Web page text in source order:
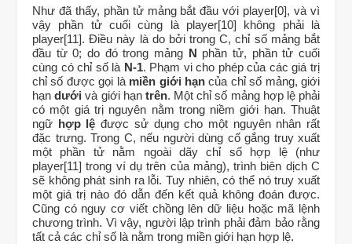
Như đã thấy, phần tử mảng bắt đầu với player[0], và vì
vậy phần tử cuối cùng là player[10] không phải là
player[11]. Điều này là do bởi trong C, chỉ số mảng bắt
đầu từ 0; do đó trong mảng N phần tử, phần tử cuối
cùng có chỉ số là N-1. Phạm vi cho phép của các giá trị
chỉ số được gọi là miền giới hạncủa chỉ số mảng, giới
hạndưới và giới hạn trên. Một chỉ số mảng hợp lệ phải
có một giá trị nguyên nằm trong niềm giới hạn. Thuật
ngữ hợp lệ được sử dụng cho một nguyên nhân rất
đặc trưng. Trong C, nếu người dùng cố gắng truy xuất
một phần tử nằm ngoài dãy chỉ số hợp lệ (như
player[11] trong ví dụ trên của mảng), trình biên dịch C
sẽ không phát sinh ra lỗi. Tuy nhiên, có thể nó truy xuất
một giá trị nào đó dẫn đến kết quả không đoán được.
Cũng có nguy cơ viết chồng lên dữ liệu hoặc mã lệnh
chương trình. Vì vậy, người lập trình phải đảm bảo rằng
tất cả các chỉ số là nằm trong miền giới hạn hợp lệ.